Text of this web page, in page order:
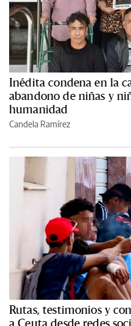
Inédita condena en la
abandono de niñas y
humanidad
Candela Ramírez
Rutas, testimonios y